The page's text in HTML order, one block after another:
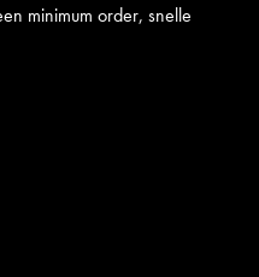
minimum order, snelle